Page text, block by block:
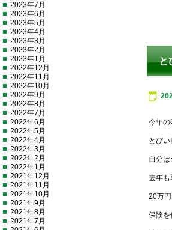
と
今年の
とび
自分
去年も
20万円
保険を
2023年7月
2023年6月
2023年5月
2023年4月
2023年3月
2023年2月
2023年1月
2022年12月
2022年11月
2022年10月
2022年9月
2022年8月
2022年7月
2022年6月
2022年5月
2022年4月
2022年3月
2022年2月
2022年1月
2021年12月
2021年11月
2021年10月
2021年9月
2021年8月
2021年7月